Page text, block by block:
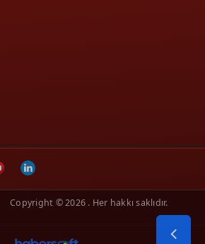
Copyright © 2026 . Her hakkı saklıdır.